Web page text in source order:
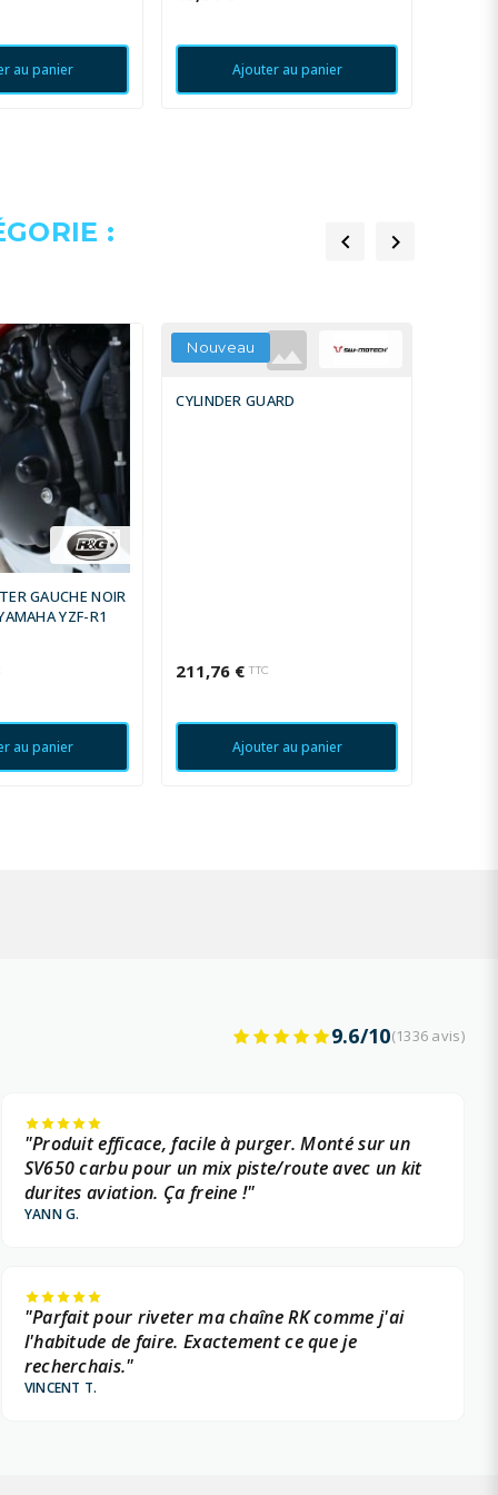
au panier Ajouter au panier
:  
GAUCHE NOIR
YZF-R1
au panier
Nouveau
CYLINDER GUARD
211,76 € TTC
Ajouter au panier
9.6/10(1336 avis)
"Produit efficace, facile à purger. Monté sur un
SV650 carbu pour un mix piste/route avec un kit
durites aviation. Ça freine !"
YANN G.
"Parfait pour riveter ma chaîne RK comme j'ai
l'habitude de faire. Exactement ce que je
recherchais."
VINCENT T.